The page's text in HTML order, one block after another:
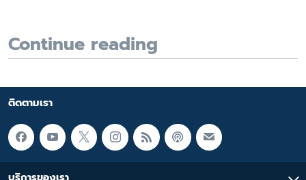
Continue reading
ติดตามเรา